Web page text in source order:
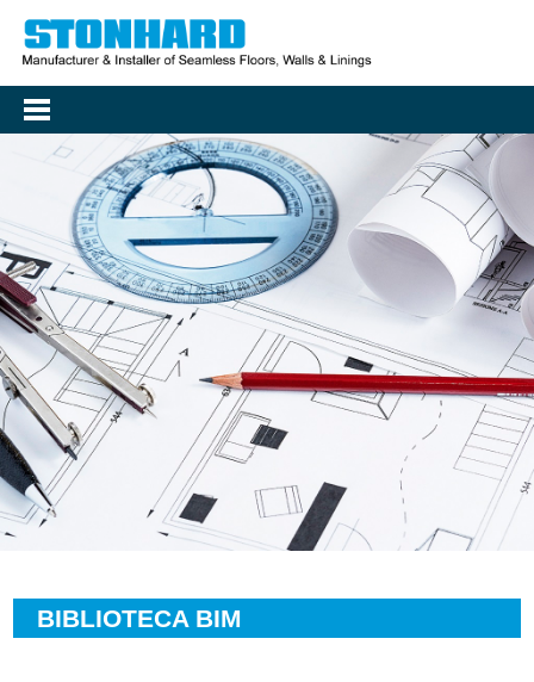
BIBLIOTECA BIM